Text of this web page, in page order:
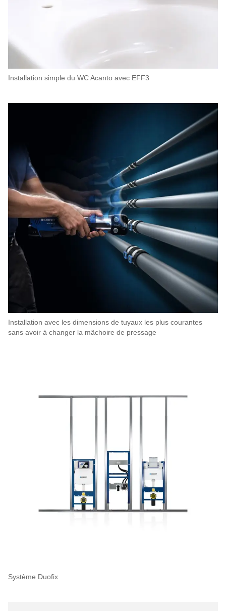
Installation simple du WC Acanto avec EFF3
Installation avec les dimensions de tuyaux les plus courantes
sans avoir à changer la mâchoire de pressage
Système Duofix